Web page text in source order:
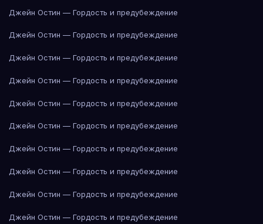
Джейн Остин — Гордость и предубеждение
Джейн Остин — Гордость и предубеждение
Джейн Остин — Гордость и предубеждение
Джейн Остин — Гордость и предубеждение
Джейн Остин — Гордость и предубеждение
Джейн Остин — Гордость и предубеждение
Джейн Остин — Гордость и предубеждение
Джейн Остин — Гордость и предубеждение
Джейн Остин — Гордость и предубеждение
Джейн Остин — Гордость и предубеждение